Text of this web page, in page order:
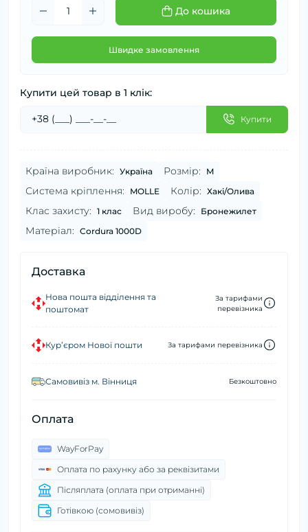
До кошика
Швидке замовлення
Купити цей товар в 1 клік:
Купити
Країна виробник: Україна Розмір: M
Система кріплення: MOLLE Колір: Хакі/Олива
Клас захисту: 1 клас Вид виробу: Бронежилет
Матеріал: Cordura 1000D
Доставка
Нова пошта відділення та
поштомат
За тарифами
перевізника
Кур’єром Нової пошти За тарифами перевізника
Самовивіз м. Вінниця Безкоштовно
Оплата
WayForPay
Оплата по рахунку або за реквізитами
Післяплата (оплата при отриманні)
Готівкою (сомовивіз)